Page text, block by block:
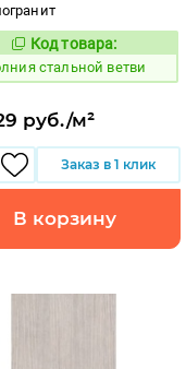
1012009
Код товара:
стальной ветви
руб./м²
Заказ в 1 клик
В корзину